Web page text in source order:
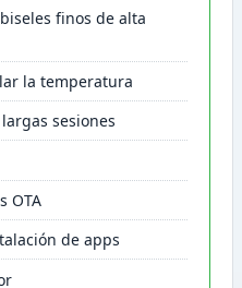
finos de alta
la temperatura
sesiones
OTA
de apps